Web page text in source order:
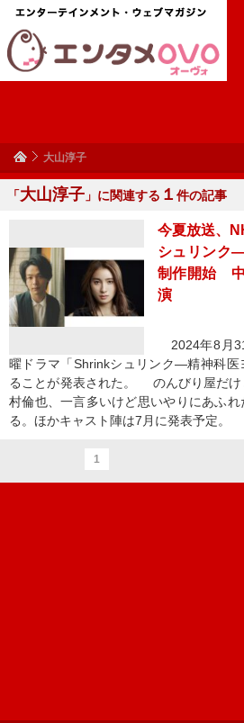
大山淳子
「大山淳子 」に関連する １ 件の記事
今夏放送、
シュリンク
制作開始 中
演
2024年8月
曜ドラマ「Shrinkシュリンク―精神科
ることが発表された。 のんびり屋だけ
村倫也、一言多いけど思いやりにあふ
る。ほかキャスト陣は7月に発表予定。
1